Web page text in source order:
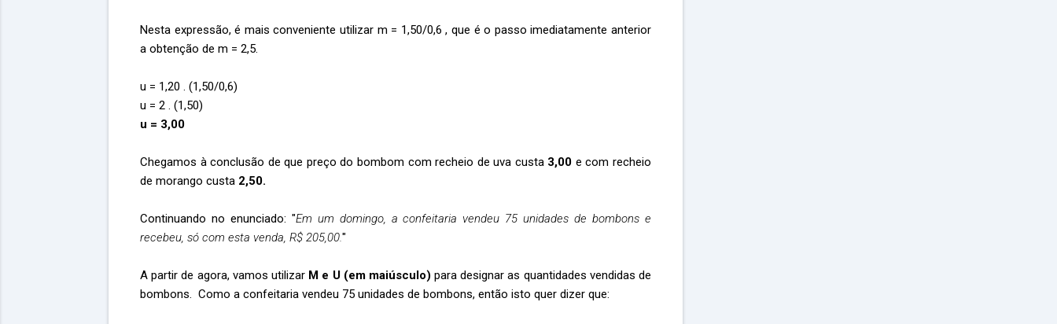
Nesta expressão, é mais conveniente utilizar m = 1,50/0,6 , que é o passo imediatamente anterior
a obtenção de m = 2,5.
u = 1,20 . (1,50/0,6)
u = 2 . (1,50)
u = 3,00
Chegamos à conclusão de que preço do bombom com recheio de uva custa 3,00 e com recheio
de morango custa 2,50.
Continuando no enunciado: "Em um domingo, a confeitaria vendeu 75 unidades de bombons e
recebeu, só com esta venda, R$ 205,00."
A partir de agora, vamos utilizar M e U (em maiúsculo) para designar as quantidades vendidas de
bombons. Como a confeitaria vendeu 75 unidades de bombons, então isto quer dizer que: